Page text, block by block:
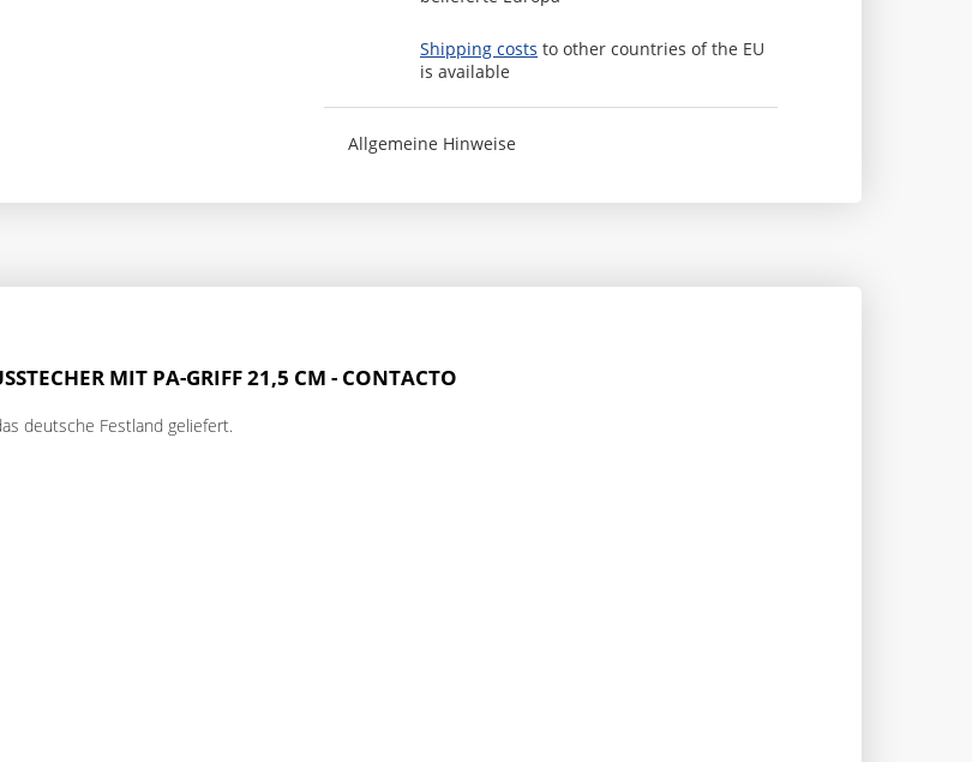
Shipping costs to other countries of the EU
is available
Allgemeine Hinweise
MIT PA-GRIFF 21,5 CM - CONTACTO
deutsche Festland geliefert.